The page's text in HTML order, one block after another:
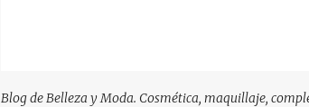
Blog de Belleza y Moda. Cosmética, maquillaje,